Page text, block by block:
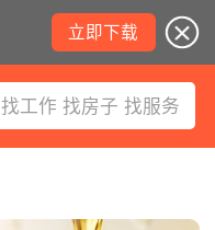
立即下载
找工作 找房子 找服务